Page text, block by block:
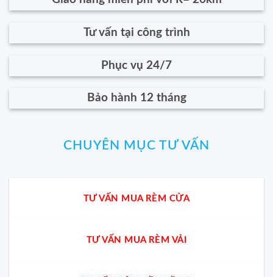
Tư vấn tại công trình
Phục vụ 24/7
Bảo hành 12 tháng
CHUYÊN MỤC TƯ VẤN
TƯ VẤN MUA RÈM CỬA
TƯ VẤN MUA RÈM VẢI